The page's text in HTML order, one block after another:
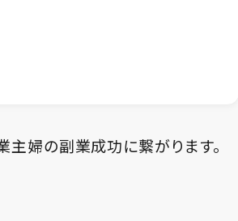
主婦の副業成功に繋がります。